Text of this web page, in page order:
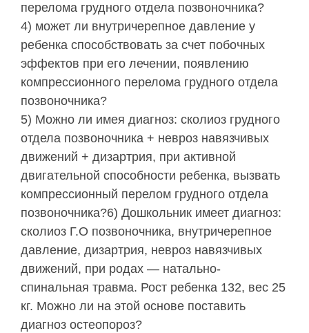
перелома грудного отдела позвоночника?
4) может ли внутричерепное давление у
ребенка способствовать за счет побочных
эффектов при его лечении, появлению
компрессионного перелома грудного отдела
позвоночника?
5) Можно ли имея диагноз: сколиоз грудного
отдела позвоночника + невроз навязчивых
движений + дизартрия, при активной
двигательной способности ребенка, вызвать
компрессионный перелом грудного отдела
позвоночника?6) Дошкольник имеет диагноз:
сколиоз Г.О позвоночника, внутричерепное
давление, дизартрия, невроз навязчивых
движений, при родах — натально-
спинальная травма. Рост ребенка 132, вес 25
кг. Можно ли на этой основе поставить
диагноз остеопороз?